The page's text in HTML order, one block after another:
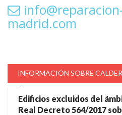
madrid.com
INFORMACIÓN SOBRE
Edificios excluidos del
Real Decreto 564/2017